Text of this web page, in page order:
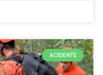
ACIDENTE